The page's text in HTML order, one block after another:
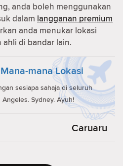
anda boleh menggunakan
dalam langganan premium
anda menukar lokasi
di bandar lain.
mana Lokasi
sesiapa sahaja di seluruh
Angeles. Sydney. Ayuh!
Caruaru